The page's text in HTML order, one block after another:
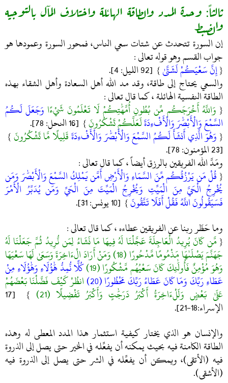
ثالثاً: وحدة المدد والطاقة الهائلة واختلاف المآل بالتوجيه
والضبط
إن السورة تتحدث عن شتات سعي الناس، فمحور السورة وعمودها هو
جواب القسم وهو قوله تعالى :
{إِنَّ سَعْيَكُمْ لَشَتَّىٰ} [92 الليل: 4].
والسعي يحتاج إلى طاقة، وقد مد الله أهل السعادة وأهل الشقاء بهذه
الطاقة النفسية الهائلة ، كما قال تعالى :
{ وَاللَّهُ أَخْرَجَكُم مِّن بُطُونِ أُمَّهَٰتِكُمْ لَا تَعْلَمُونَ شَيْءًا وَجَعَلَ لَكُمُ
السَّمْعَ وَالْأَبْصَٰرَ وَالْأَفْءِدَةَلَعَلَّكُمْ تَشْكُرُونَ} [16 النحل: 78].
{ وَهُوَ الَّذِي أَنشَأَ لَكُمُ السَّمْعَ وَالْأَبْصَٰرَ وَالْأَفْءِدَةَقَلِيلًا مَّا تَشْكُرُونَ}
[23 المؤمنون: 78].
ومَدَّ الله الفريقين بالرزق أيضاً ، كما قال تعالى :
{ قُلْ مَن يَرْزُقُكُم مِّنَ السَّمَاءِ وَالْأَرْضِ أَمَّن يَمْلِكُ السَّمْعَ وَالْأَبْصَٰرَ وَمَن
يُخْرِجُ الْحَيَّ مِنَ الْمَيِّتِ وَيُخْرِجُ الْمَيِّتَ مِنَ الْحَيِّ وَمَن يُدَبِّرُ الْأَمْرَ
فَسَيَقُولُونَ اللَّهُ فَقُلْ أَفَلَا تَتَّقُونَ} [10 يونس: 31].
وما حَظَر ربنا عن الفريقين عطاءه ، كما قال تعالى :
{ مَّن كَانَ يُرِيدُ الْعَاجِلَةَ عَجَّلْنَا لَهُ فِيهَا مَا نَشَاءُ لِمَن نُّرِيدُ ثُمَّ جَعَلْنَا لَهُ
جَهَنَّمَ يَصْلَىٰهَا مَذْمُومًا مَّدْحُورًا (18) وَمَنْ أَرَادَ الْءَاخِرَةَ وَسَعَىٰ لَهَا سَعْيَهَا
وَهُوَ مُؤْمِنٌ فَأُولَٰئِكَ كَانَ سَعْيُهُم مَّشْكُورًا (19) كُلًّا نُّمِدُّ هَٰؤُلَاءِ وَهَٰؤُلَاءِ مِنْ
عَطَاءِ رَبِّكَ وَمَا كَانَ عَطَاءُ رَبِّكَ مَحْظُورًا (20) انظُرْ كَيْفَ فَضَّلْنَا بَعْضَهُمْ
عَلَىٰ بَعْضٍ وَلَلْءَاخِرَةُ أَكْبَرُ دَرَجَٰتٍ وَأَكْبَرُ تَفْضِيلًا (21) } [17
الإسراء:18-21].
والإنسان هو الذي يختار كيفية استثمار هذا المدد المعطى له وهذه
الطاقة الكامنة فيه بحيث يمكنه أن يفعِّله في الخير حتى يصل إلى الذروة
فيه (الأتقى)، ويمكن أن يفعِّله في الشر حتى يصل إلى الذروة فيه
(الأشقى).